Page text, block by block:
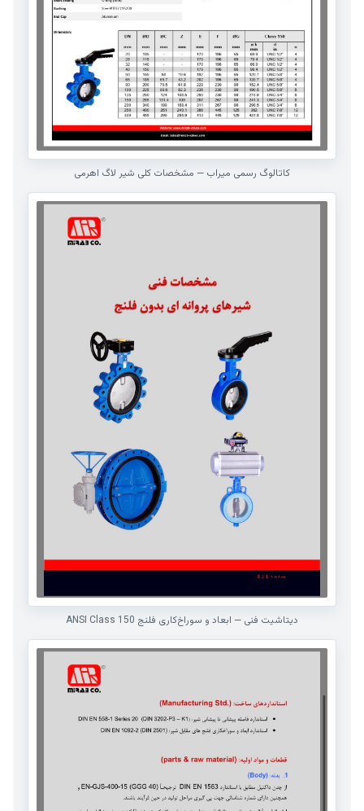
کاتالوگ رسمی میراب — مشخصات کلی شیر لاگ اهرمی
دیتاشیت فنی — ابعاد و سوراخ‌کاری فلنج ANSI Class 150